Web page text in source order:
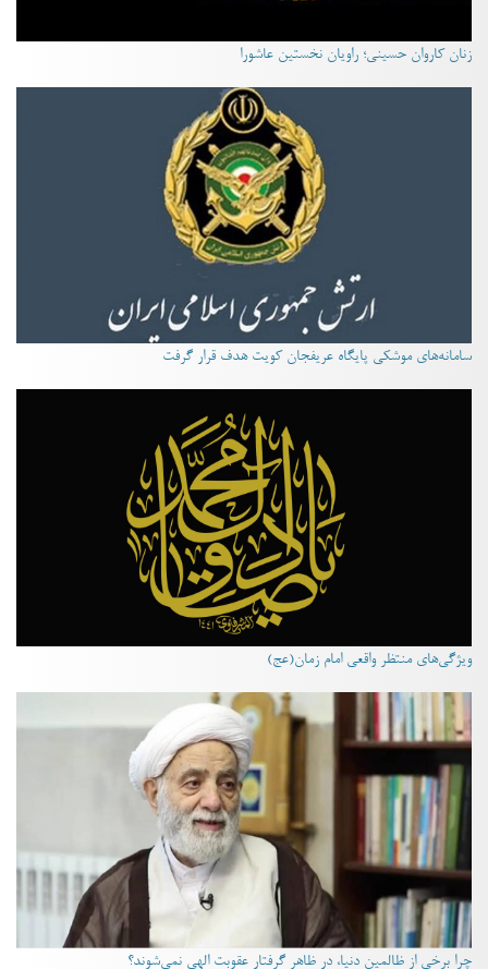
زنان کاروان حسینی؛ راویان نخستین عاشورا
سامانه‌های موشکی پایگاه عریفجان کویت هدف قرار گرفت
ویژگی‌های منتظر واقعی امام زمان(عج)
چرا برخی از ظالمین دنیا، در ظاهر گرفتار عقوبت الهی نمی‌شوند؟